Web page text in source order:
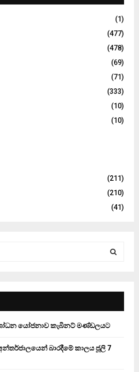
(1)
(477)
(478)
(69)
(71)
(333)
(10)
(10)
(211)
(210)
(41)
E
A
යෝජනාව කැබිනට් මණ්ඩලයට
බාරදීමේ කාලය ජූලි 7